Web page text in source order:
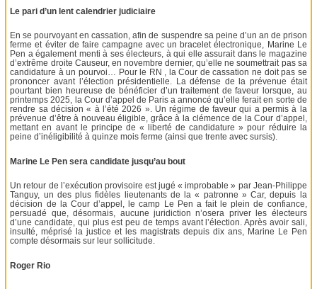
Le pari d’un lent calendrier judiciaire
En se pourvoyant en cassation, afin de suspendre sa peine d’un an de prison
ferme et éviter de faire campagne avec un bracelet électronique, Marine Le
Pen a également menti à ses électeurs, à qui elle assurait dans le magazine
d’extrême droite Causeur, en novembre dernier, qu’elle ne soumettrait pas sa
candidature à un pourvoi… Pour le RN , la Cour de cassation ne doit pas se
prononcer avant l’élection présidentielle. La défense de la prévenue était
pourtant bien heureuse de bénéficier d’un traitement de faveur lorsque, au
printemps 2025, la Cour d’appel de Paris a annoncé qu’elle ferait en sorte de
rendre sa décision « à l’été 2026 ». Un régime de faveur qui a permis à la
prévenue d’être à nouveau éligible, grâce à la clémence de la Cour d’appel,
mettant en avant le principe de « liberté de candidature » pour réduire la
peine d’inéligibilité à quinze mois ferme (ainsi que trente avec sursis).
Marine Le Pen sera candidate jusqu’au bout
Un retour de l’exécution provisoire est jugé « improbable » par Jean-Philippe
Tanguy, un des plus fidèles lieutenants de la « patronne » Car, depuis la
décision de la Cour d’appel, le camp Le Pen a fait le plein de confiance,
persuadé que, désormais, aucune juridiction n’osera priver les électeurs
d’une candidate, qui plus est peu de temps avant l’élection. Après avoir sali,
insulté, méprisé la justice et les magistrats depuis dix ans, Marine Le Pen
compte désormais sur leur sollicitude.
Roger Rio